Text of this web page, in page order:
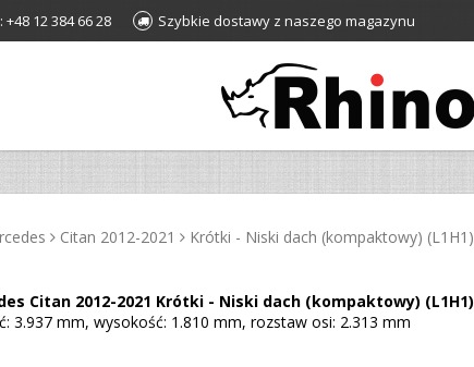
12 384 66 28 Szybkie dostawy z naszego magazynu
Citan 2012-2021 Krótki - Niski dach (kompaktowy) (L1H1)
Citan 2012-2021 Krótki - Niski dach (kompaktowy) (L1H1)
3.937 mm, wysokość: 1.810 mm, rozstaw osi: 2.313 mm